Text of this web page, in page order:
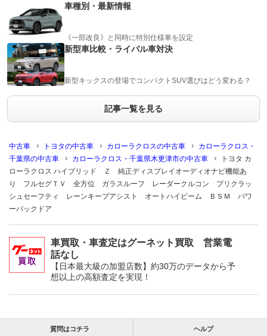
車種別・最新情報
《一部改良》と同時に特別仕様車を設定
新型車比較・ライバル車対決
新型キックスの登場でコンパクトSUV選びはどう変わる？
記事一覧を見る
中古車 トヨタの中古車 カローラクロスの中古車
カローラクロス・
千葉県の中古車
カローラクロス・千葉県木更津市の中古車
トヨタ カ
ローラクロス ハイブリッド Ｚ 純正ディスプレイオーディオナビ機能あ
り フルセグＴＶ 全方位 ガラスルーフ レーダークルコン プリクラッ
シュセーフティ レーンキープアシスト オートハイビーム ＢＳＭ パワ
ーバックドア
車買取・車査定はグーネット買取 営業電
話なし
【日本最大級の加盟店数】約30万のデータから予
想以上の高額査定を実現！
質問はコチラ ヘルプ